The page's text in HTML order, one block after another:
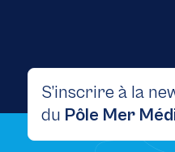
S’inscrire à la
du Pôle Mer